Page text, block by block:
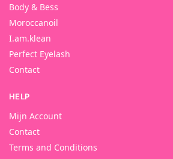
Body & Bess
Moroccanoil
I.am.klean
Perfect Eyelash
Contact
HELP
Mijn Account
Contact
Terms and Conditions